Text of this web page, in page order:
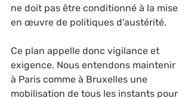
ne doit pas être conditionné à la mise
en œuvre de politiques d’austérité.
Ce plan appelle donc vigilance et
exigence. Nous entendons maintenir
à Paris comme à Bruxelles une
mobilisation de tous les instants pour